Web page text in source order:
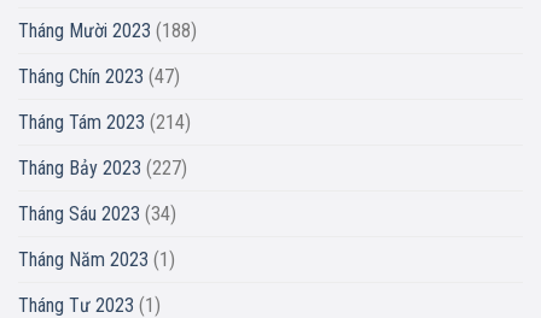
Tháng Mười 2023 (188)
Tháng Chín 2023 (47)
Tháng Tám 2023 (214)
Tháng Bảy 2023 (227)
Tháng Sáu 2023 (34)
Tháng Năm 2023 (1)
Tháng Tư 2023 (1)